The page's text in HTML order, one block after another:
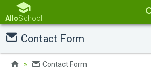
AlloSchool
Contact Form
Contact Form